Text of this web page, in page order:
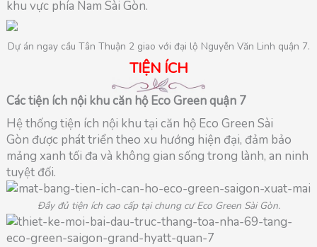
khu vực phía Nam Sài Gòn.
Dự án ngay cầu Tân Thuận 2 giao với đại lộ Nguyễn Văn Linh quận 7.
TIỆN ÍCH
Các tiện ích nội khu căn hộ Eco Green quận 7
Hệ thống tiện ích nội khu tại căn hộ Eco Green Sài
Gòn được phát triển theo xu hướng hiện đại, đảm bảo
mảng xanh tối đa và không gian sống trong lành, an ninh
tuyệt đối.
Đầy đủ tiện ích cao cấp tại chung cư Eco Green Sài Gòn.